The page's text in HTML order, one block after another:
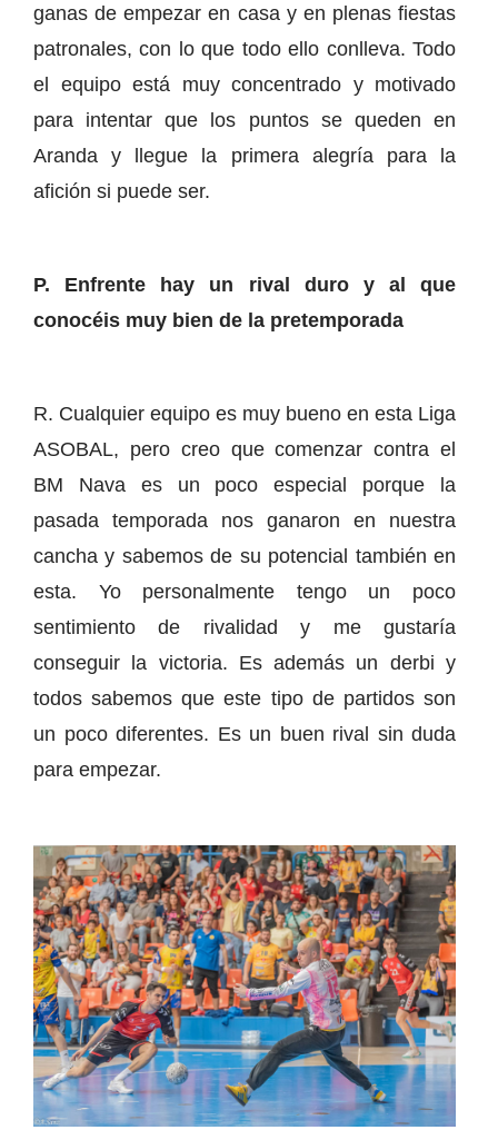
ganas de empezar en casa y en plenas fiestas
patronales, con lo que todo ello conlleva. Todo
el equipo está muy concentrado y motivado
para intentar que los puntos se queden en
Aranda y llegue la primera alegría para la
afición si puede ser.
P. Enfrente hay un rival duro y al que
conocéis muy bien de la pretemporada
R. Cualquier equipo es muy bueno en esta Liga
ASOBAL, pero creo que comenzar contra el
BM Nava es un poco especial porque la
pasada temporada nos ganaron en nuestra
cancha y sabemos de su potencial también en
esta. Yo personalmente tengo un poco
sentimiento de rivalidad y me gustaría
conseguir la victoria. Es además un derbi y
todos sabemos que este tipo de partidos son
un poco diferentes. Es un buen rival sin duda
para empezar.